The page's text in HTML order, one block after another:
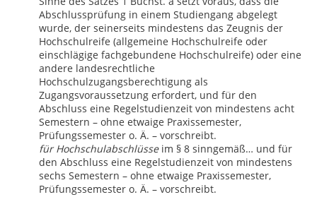
Abschlussprüfung in einem Studiengang abgelegt
wurde, der seinerseits mindestens das Zeugnis der
Hochschulreife (allgemeine Hochschulreife oder
einschlägige fachgebundene Hochschulreife) oder eine
andere landesrechtliche
Hochschulzugangsberechtigung als
Zugangsvoraussetzung erfordert, und für den
Abschluss eine Regelstudienzeit von mindestens acht
Semestern – ohne etwaige Praxissemester,
Prüfungssemester o. Ä. – vorschreibt.
für Hochschulabschlüsse im § 8 sinngemäß… und für
den Abschluss eine Regelstudienzeit von mindestens
sechs Semestern – ohne etwaige Praxissemester,
Prüfungssemester o. Ä. – vorschreibt.